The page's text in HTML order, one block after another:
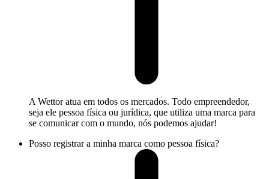
A Wettor atua em todos os mercados. Todo empreendedor,
seja ele pessoa física ou jurídica, que utiliza uma marca para
se comunicar com o mundo, nós podemos ajudar!
Posso registrar a minha marca como pessoa física?